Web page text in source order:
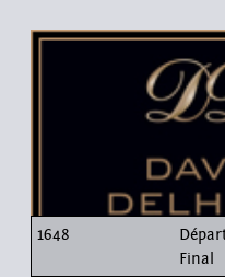
1648
Final